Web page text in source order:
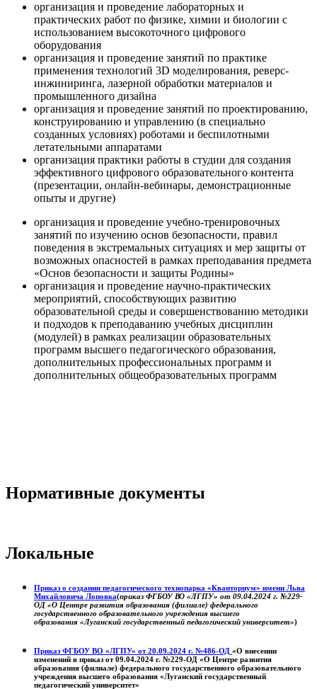
организация и проведение лабораторных и
практических работ по физике, химии и биологии с
использованием высокоточного цифрового
оборудования
организация и проведение занятий по практике
применения технологий 3D моделирования, реверс-
инжиниринга, лазерной обработки материалов и
промышленного дизайна
организация и проведение занятий по проектированию,
конструированию и управлению (в специально
созданных условиях) роботами и беспилотными
летательными аппаратами
организация практики работы в студии для создания
эффективного цифрового образовательного контента
(презентации, онлайн-вебинары, демонстрационные
опыты и другие)
организация и проведение учебно-тренировочных
занятий по изучению основ безопасности, правил
поведения в экстремальных ситуациях и мер защиты от
возможных опасностей в рамках преподавания предмета
«Основ безопасности и защиты Родины»
организация и проведение научно-практических
мероприятий, способствующих развитию
образовательной среды и совершенствованию методики
и подходов к преподаванию учебных дисциплин
(модулей) в рамках реализации образовательных
программ высшего педагогического образования,
дополнительных профессиональных программ и
дополнительных общеобразовательных программ
Нормативные документы
Локальные
Приказ о создании педагогического технопарка «Кванториум» имени Льва
Михайловича Лоповка(приказ ФГБОУ ВО «ЛГПУ» от 09.04.2024 г. №229-
ОД «О Центре развития образования (филиале) федерального
государственного образовательного учреждения высшего
образования «Луганский государственный педагогический университет»)
Приказ ФГБОУ ВО «ЛГПУ» от 20.09.2024 г. №486-ОД «О внесении
изменений в приказ от 09.04.2024 г. №229-ОД «О Центре развития
образования (филиале) федерального государственного образовательного
учреждения высшего образования «Луганский государственный
педагогический университет»